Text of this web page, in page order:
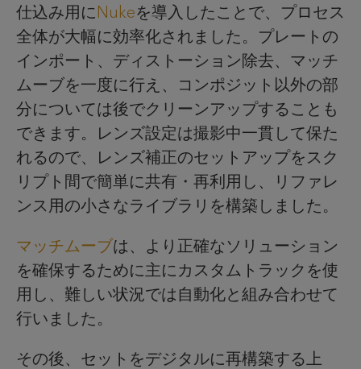
仕込み用にNukeを導入したことで、プロセス
全体が大幅に効率化されました。プレートの
インポート、ディストーション除去、マッチ
ムーブを一度に行え、コンポジット以外の部
分については後でクリーンアップすることも
できます。レンズ設定は撮影中一貫して保た
れるので、レンズ補正のセットアップをスク
リプト間で簡単に共有・再利用し、リファレ
ンス用の小さなライブラリを構築しました。
マッチムーブは、より正確なソリューション
を確保するために主にカスタムトラックを使
用し、難しい状況では自動化と組み合わせて
行いました。
その後、セットをデジタルに再構築する上